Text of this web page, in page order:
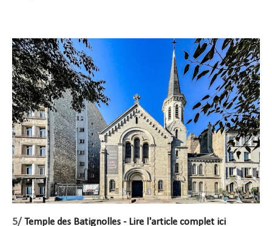
5/ Temple des Batignolles - Lire l'article complet ici